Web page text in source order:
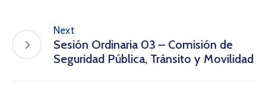
Next
Sesión Ordinaria 03 – Comisión de
Seguridad Pública, Tránsito y Movilidad